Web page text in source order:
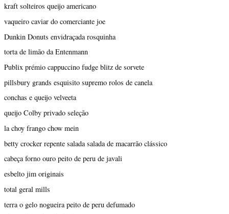
kraft solteiros queijo americano
vaqueiro caviar do comerciante joe
Dunkin Donuts envidraçada rosquinha
torta de limão da Entenmann
Publix prémio cappuccino fudge blitz de sorvete
pillsbury grands esquisito supremo rolos de canela
conchas e queijo velveeta
queijo Colby privado seleção
la choy frango chow mein
betty crocker repente salada salada de macarrão clássico
cabeça forno ouro peito de peru de javali
esbelto jim originais
total geral mills
terra o gelo nogueira peito de peru defumado